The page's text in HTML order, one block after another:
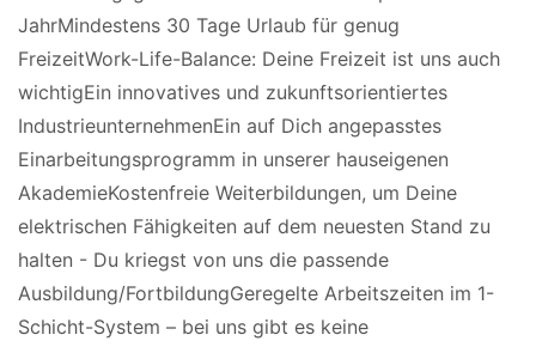
JahrMindestens 30 Tage Urlaub für genug
FreizeitWork-Life-Balance: Deine Freizeit ist uns auch
wichtigEin innovatives und zukunftsorientiertes
IndustrieunternehmenEin auf Dich angepasstes
Einarbeitungsprogramm in unserer hauseigenen
AkademieKostenfreie Weiterbildungen, um Deine
elektrischen Fähigkeiten auf dem neuesten Stand zu
halten - Du kriegst von uns die passende
Ausbildung/FortbildungGeregelte Arbeitszeiten im 1-
Schicht-System – bei uns gibt es keine